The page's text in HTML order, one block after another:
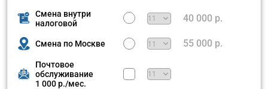
Смена внутри
налоговой
40 000 р.
Смена по Москве 55 000 р.
Почтовое
обслуживание
1 000 р./мес.